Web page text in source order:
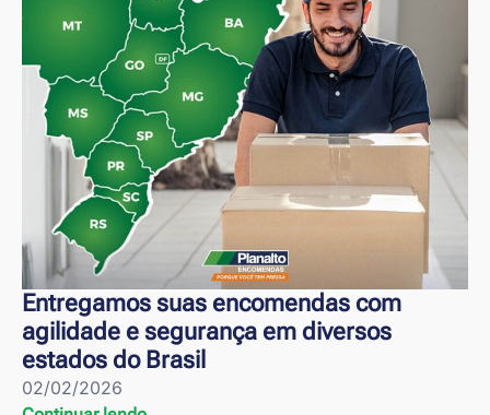
Entregamos suas encomendas com
agilidade e segurança em diversos
estados do Brasil
02/02/2026